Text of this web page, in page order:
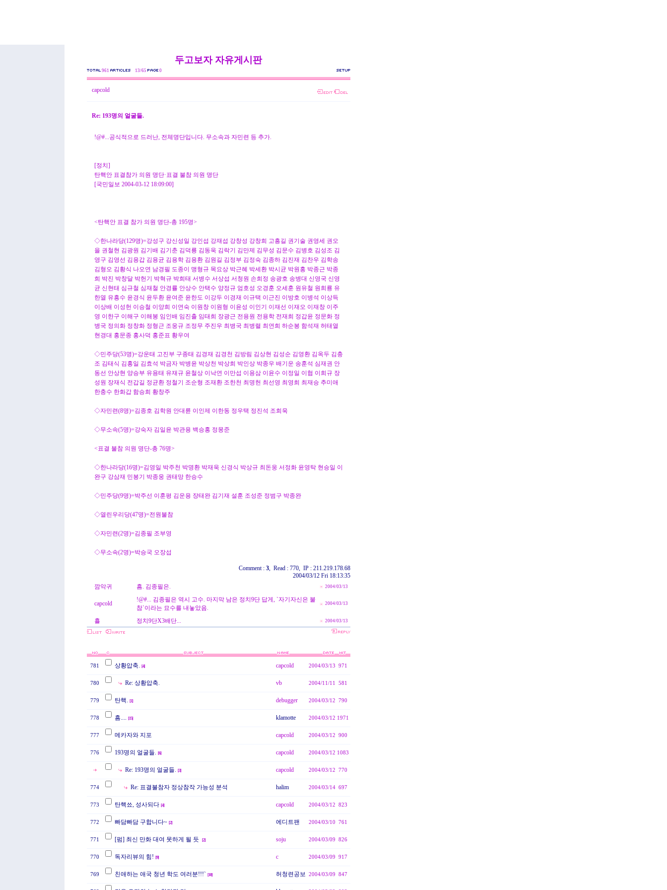
두고보자 자유게시판
961 13/65 0
capcold
Re: 193명의 얼굴들.
!@#...공식적으로 드러난, 전체명단입니다. 무소속과 자민련 등 추가.
[정치]
탄핵안 표결참가 의원 명단·표결 불참 의원 명단
[국민일보 2004-03-12 18:09:00]
<탄핵안 표결 참가 의원 명단-총 195명>
◇한나라당(129명)=강성구 강신성일 강인섭 강재섭 강창성 강창희 고흥길 권기술 권영세 권오
을 권철현 김광원 김기배 김기춘 김덕룡 김동욱 김락기 김만제 김무성 김문수 김병호 김성조 김
영구 김영선 김용갑 김용균 김용학 김용환 김원길 김정부 김정숙 김종하 김진재 김찬우 김학송
김형오 김황식 나오연 남경필 도종이 맹형규 목요상 박근혜 박세환 박시균 박원홍 박종근 박종
희 박진 박창달 박헌기 박혁규 박희태 서병수 서상섭 서청원 손희정 송광호 송병대 신영국 신영
균 신현태 심규철 심재철 안경률 안상수 안택수 양정규 엄호성 오경훈 오세훈 원유철 원희룡 유
한열 유흥수 윤경식 윤두환 윤여준 윤한도 이강두 이경재 이규택 이근진 이방호 이병석 이상득
이상배 이성헌 이승철 이양희 이연숙 이원창 이원형 이윤성 이인기 이재선 이재오 이재창 이주
영 이한구 이해구 이해봉 임인배 임진출 임태희 장광근 전용원 전용학 전재희 정갑윤 정문화 정
병국 정의화 정창화 정형근 조웅규 조정무 주진우 최병국 최병렬 최연희 하순봉 함석재 허태열
현경대 홍문종 홍사덕 홍준표 황우여
◇민주당(53명)=강운태 고진부 구종태 김경재 김경천 김방림 김상현 김성순 김영환 김옥두 김충
조 김태식 김홍일 김효석 박금자 박병윤 박상천 박상희 박인상 박종우 배기운 송훈석 심재권 안
동선 안상현 양승부 유용태 유재규 윤철상 이낙연 이만섭 이용삼 이윤수 이정일 이협 이희규 장
성원 장재식 전갑길 정균환 정철기 조순형 조재환 조한천 최명헌 최선영 최영희 최재승 추미애
한충수 한화갑 함승희 황창주
◇자민련(8명)=김종호 김학원 안대륜 이인제 이한동 정우택 정진석 조희욱
◇무소속(5명)=강숙자 김일윤 박관용 백승홍 정몽준
<표결 불참 의원 명단-총 76명>
◇한나라당(16명)=김영일 박주천 박명환 박재욱 신경식 박상규 최돈웅 서정화 윤영탁 현승일 이
완구 강삼재 민봉기 박종웅 권태망 한승수
◇민주당(9명)=박주선 이훈평 김운용 장태완 김기재 설훈 조성준 정범구 박종완
◇열린우리당(47명)=전원불참
◇자민련(2명)=김종필 조부영
◇무소속(2명)=박승국 오장섭
Comment : 3, Read : 770, IP : 211.219.178.68
2004/03/12 Fri 18:13:35
깜악귀
흠. 김종필은. 2004/03/13
capcold
!@#... 김종필은 역시 고수. 마지막 남은 정치9단 답게, `자기자신은 불
참`이라는 묘수를 내놓았음.
2004/03/13
횰 정치9단X3배단... 2004/03/13
781 상황압축. [4] capcold 2004/03/13 971
780 Re: 상황압축. vb 2004/11/11 581
779 탄핵. [1] debugger 2004/03/12 790
778 흠.... [15] klamotte 2004/03/12 1971
777 메카자와 지포 capcold 2004/03/12 900
776 193명의 얼굴들. [6] capcold 2004/03/12 1083
Re: 193명의 얼굴들. [3] capcold 2004/03/12 770
774 Re: 표결불참자 정상참작 가능성 분석 halim 2004/03/14 697
773 탄핵쑈, 성사되다 [4] capcold 2004/03/12 823
772 빠담빠담 구합니다~ [2] 에디트팬 2004/03/10 761
771 [펌] 최신 만화 대여 못하게 될 듯 [2] soju 2004/03/09 826
770 독자리뷰의 힘! [9] c 2004/03/09 917
769 친애하는 애국 청년 학도 여러분!!!` [10] 허청련공보 2004/03/09 847